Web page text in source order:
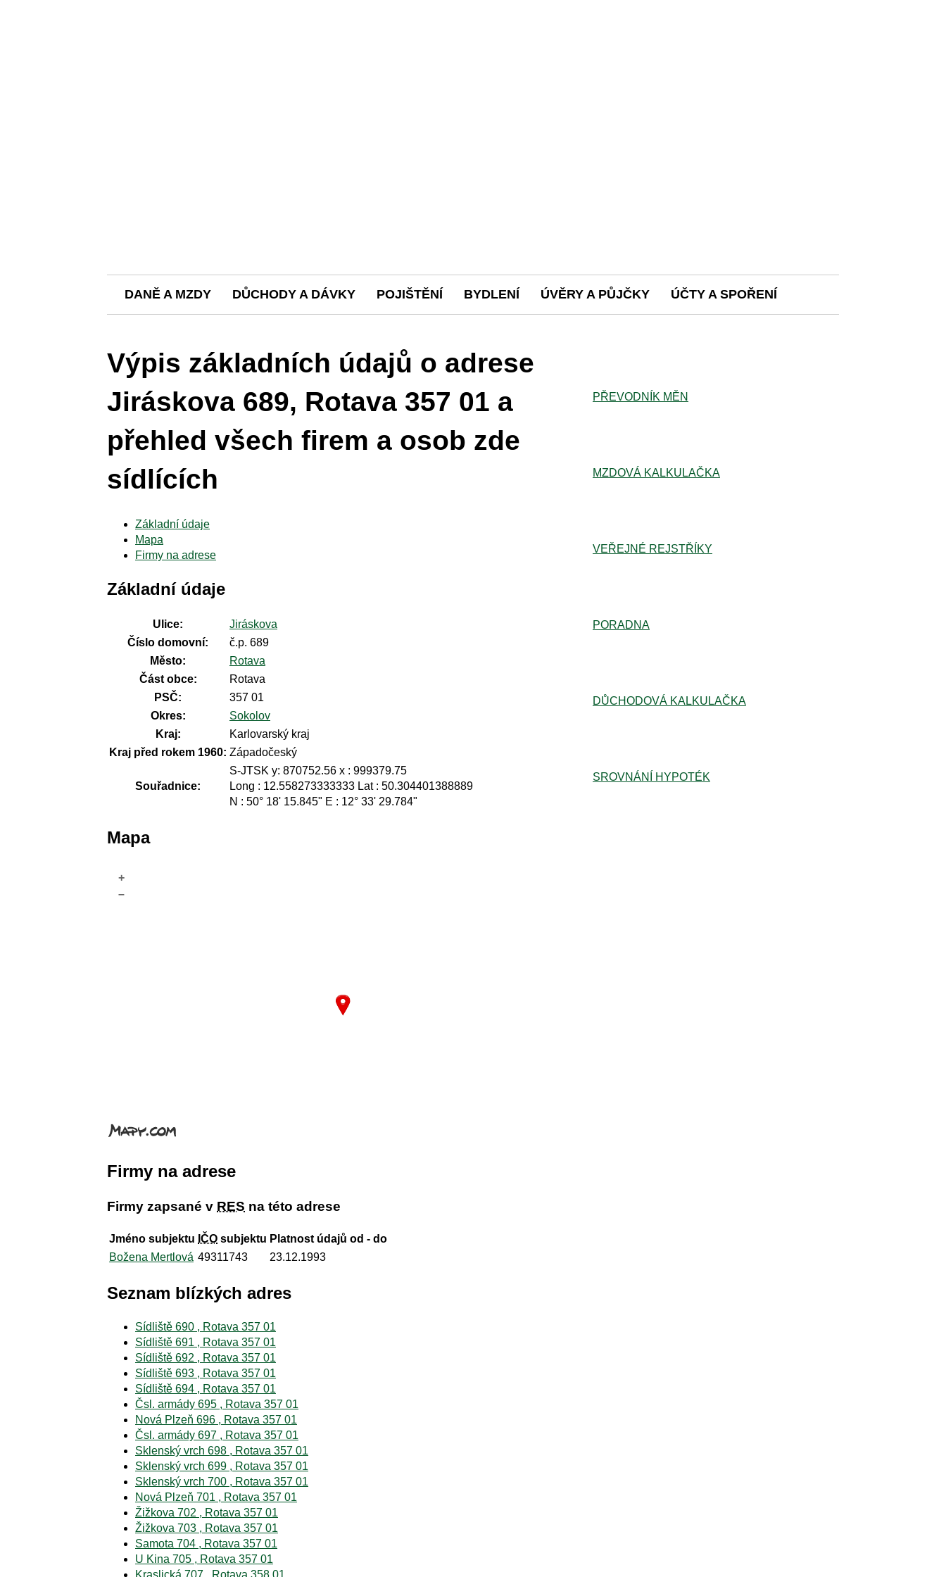
DANĚ A MZDY DŮCHODY A DÁVKY POJIŠTĚNÍ BYDLENÍ ÚVĚRY A PŮJČKY ÚČTY A SPOŘENÍ
Výpis základních údajů o adrese
Jiráskova 689, Rotava 357 01 a
přehled všech firem a osob zde
sídlících
Základní údaje
Mapa
Firmy na adrese
Základní údaje
Ulice:
Jiráskova
Číslo domovní:
č.p. 689
Město:
Rotava
Část obce:
Rotava
PSČ:
357 01
Okres:
Sokolov
Kraj:
Karlovarský kraj
Kraj před rokem 1960: Západočeský
Souřadnice:
S-JTSK y: 870752.56 x : 999379.75
Long : 12.558273333333 Lat : 50.304401388889
N : 50° 18' 15.845" E : 12° 33' 29.784"
Mapa
+
–
Firmy na adrese
Firmy zapsané v RES na této adrese
Jméno subjektu IČO subjektu Platnost údajů od - do
Božena Mertlová 49311743 23.12.1993
Seznam blízkých adres
Sídliště 690 , Rotava 357 01
Sídliště 691 , Rotava 357 01
Sídliště 692 , Rotava 357 01
Sídliště 693 , Rotava 357 01
Sídliště 694 , Rotava 357 01
Čsl. armády 695 , Rotava 357 01
Nová Plzeň 696 , Rotava 357 01
Čsl. armády 697 , Rotava 357 01
Sklenský vrch 698 , Rotava 357 01
Sklenský vrch 699 , Rotava 357 01
Sklenský vrch 700 , Rotava 357 01
Nová Plzeň 701 , Rotava 357 01
Žižkova 702 , Rotava 357 01
Žižkova 703 , Rotava 357 01
Samota 704 , Rotava 357 01
U Kina 705 , Rotava 357 01
Kraslická 707 , Rotava 358 01
PŘEVODNÍK MĚN
MZDOVÁ KALKULAČKA
VEŘEJNÉ REJSTŘÍKY
PORADNA
DŮCHODOVÁ KALKULAČKA
SROVNÁNÍ HYPOTÉK